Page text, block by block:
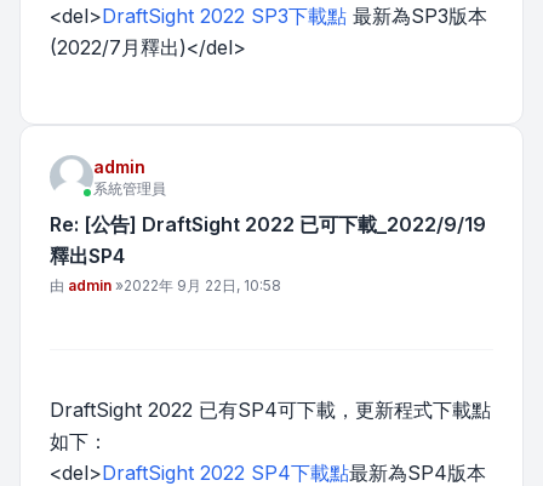
<del>DraftSight 2022 SP3下載點 最新為SP3版本
(2022/7月釋出)</del>
admin
系統管理員
Re: [公告] DraftSight 2022 已可下載_2022/9/19
釋出SP4
文章
由 admin »2022年 9月 22日, 10:58
DraftSight 2022 已有SP4可下載，更新程式下載點
如下：
<del>DraftSight 2022 SP4下載點最新為SP4版本